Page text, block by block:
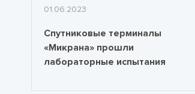
01.06.2023
Спутниковые терминалы
«Микрана» прошли
лабораторные испытания